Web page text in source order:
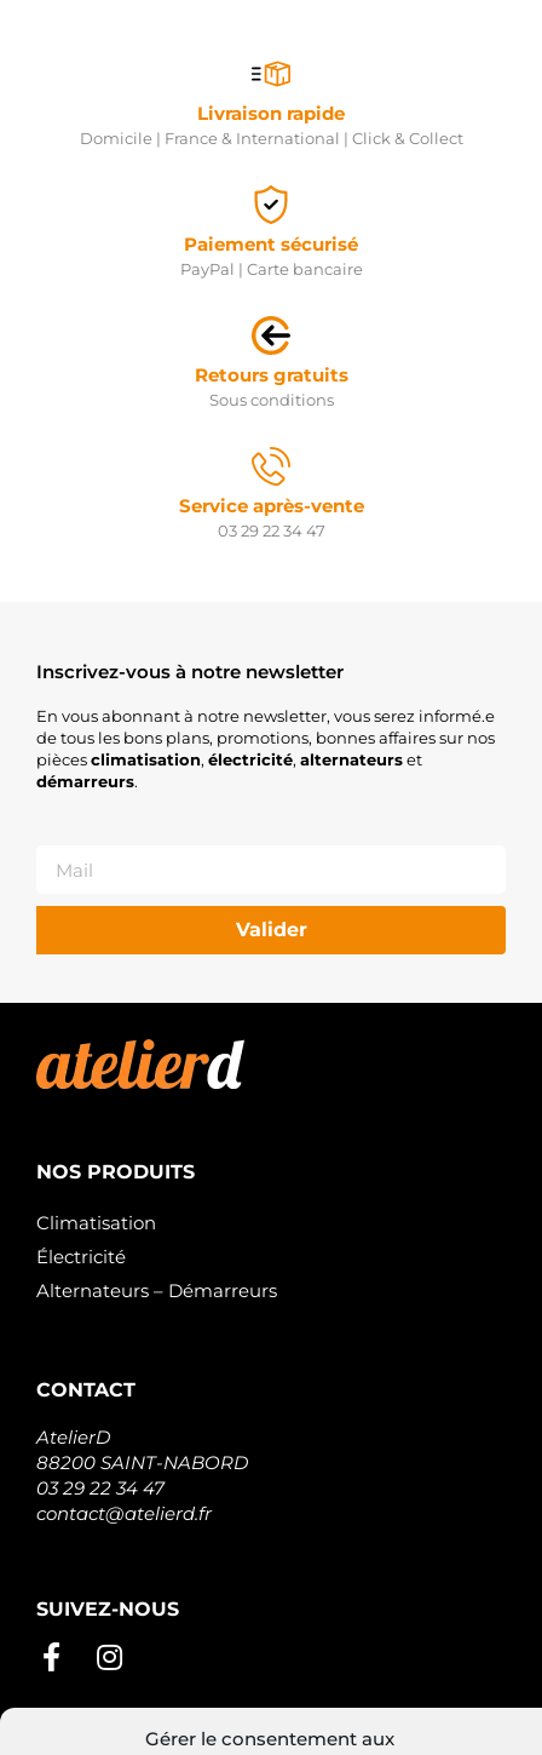
Gérer le consentement aux
Livraison rapide
Domicile | France & International | Click & Collect
Paiement sécurisé
PayPal | Carte bancaire
Retours gratuits
Sous conditions
Service après-vente
03 29 22 34 47
Inscrivez-vous à notre newsletter
En vous abonnant à notre newsletter, vous serez informé.e
de tous les bons plans, promotions, bonnes affaires sur nos
piècesclimatisation, électricité, alternateurset
démarreurs.
Valider
NOS PRODUITS
Climatisation
Électricité
Alternateurs – Démarreurs
CONTACT
AtelierD
88200 SAINT-NABORD
03 29 22 34 47
contact@atelierd.fr
SUIVEZ-NOUS